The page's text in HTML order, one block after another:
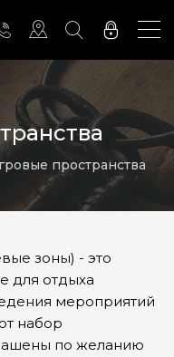
Игровые пространства
зоны) - это
для отдыха
мероприятий
набор
по желанию